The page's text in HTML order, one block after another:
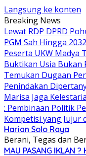
Langsung ke konten
Breaking News
Lewat RDP DPRD
PGM Sah Hingga 2032
Peserta UKW Madya
Buktikan Usia Bukan
Temukan Dugaan
Penindakan
Marisa Jaga
: Pembinaan Politik
Kompetisi yang Jujur
Harian Solo Raya
Berani, Tegas dan
MAU PASANG IKLAN ?